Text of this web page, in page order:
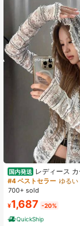
国内発送 レディース
ールシーズン フード
け感 シースルー ジッ
ウター 前開き 羽織り
フィス パーティー お
ジュアル
#4 ベストセラー
700+ sold
¥1,687 -20%
QuickShip